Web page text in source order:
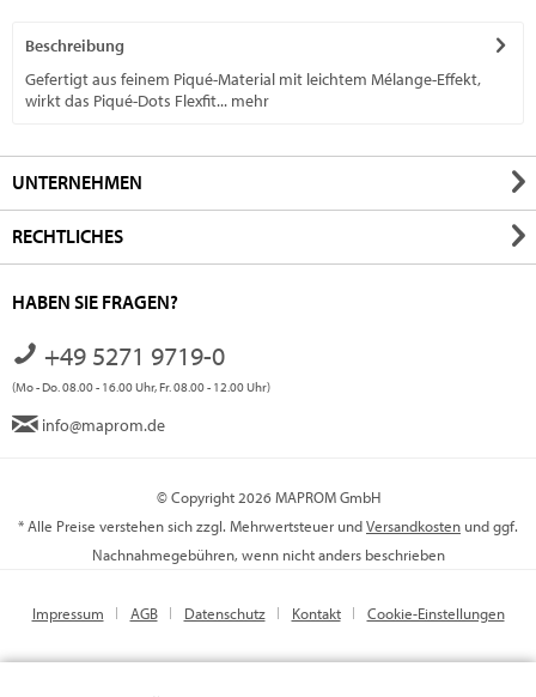
Beschreibung
Gefertigt aus feinem Piqué-Material mit leichtem Mélange-Effekt,
wirkt das Piqué-Dots Flexfit... mehr
UNTERNEHMEN
RECHTLICHES
HABEN SIE FRAGEN?
+49 5271 9719-0
(Mo - Do. 08.00 - 16.00 Uhr, Fr. 08.00 - 12.00 Uhr)
info@maprom.de
© Copyright 2026 MAPROM GmbH
* Alle Preise verstehen sich zzgl. Mehrwertsteuer undVersandkosten und ggf.
Nachnahmegebühren, wenn nicht anders beschrieben
Impressum AGB Datenschutz Kontakt Cookie-Einstellungen